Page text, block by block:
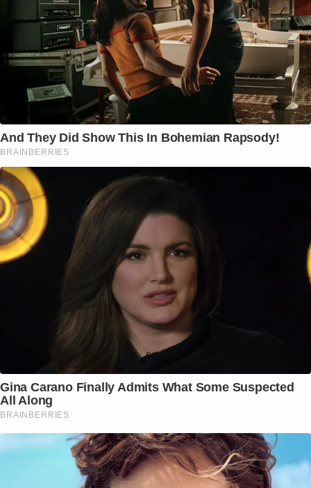
And They Did Show This In Bohemian Rapsody!
BRAINBERRIES
Gina Carano Finally Admits What Some Suspected
All Along
BRAINBERRIES